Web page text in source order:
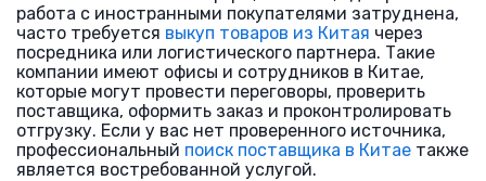
работа с иностранными покупателями затруднена,
часто требуется выкуп товаров из Китая через
посредника или логистического партнера. Такие
компании имеют офисы и сотрудников в Китае,
которые могут провести переговоры, проверить
поставщика, оформить заказ и проконтролировать
отгрузку. Если у вас нет проверенного источника,
профессиональный поиск поставщика в Китае также
является востребованной услугой.